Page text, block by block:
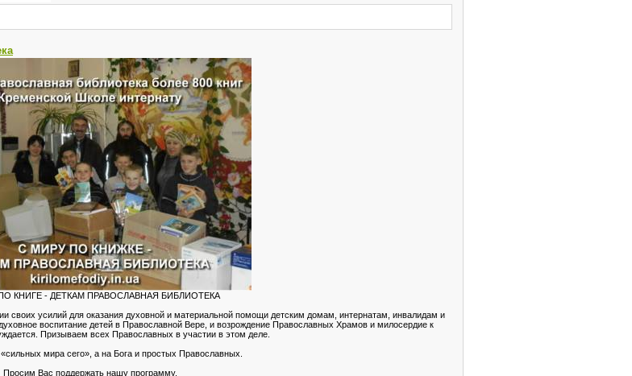
КНИГЕ - ДЕТКАМ ПРАВОСЛАВНАЯ БИБЛИОТЕКА
усилий для оказания духовной и материальной помощи детским домам, интернатам, инвалидам и
воспитание детей в Православной Вере, и возрождение Православных Храмов и милосердие к
Призываем всех Православных в участии в этом деле.
мира сего», а на Бога и простых Православных.
Просим Вас поддержать нашу программу.